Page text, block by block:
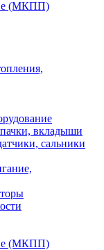
(МКПП)
вкладыши
сальники
(МКПП)